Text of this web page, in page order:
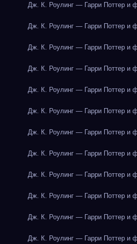
Дж. К. Роулинг — Гарри Поттер и
Дж. К. Роулинг — Гарри Поттер и
Дж. К. Роулинг — Гарри Поттер и
Дж. К. Роулинг — Гарри Поттер и
Дж. К. Роулинг — Гарри Поттер и
Дж. К. Роулинг — Гарри Поттер и
Дж. К. Роулинг — Гарри Поттер и
Дж. К. Роулинг — Гарри Поттер и
Дж. К. Роулинг — Гарри Поттер и
Дж. К. Роулинг — Гарри Поттер и
Дж. К. Роулинг — Гарри Поттер и
Дж. К. Роулинг — Гарри Поттер и